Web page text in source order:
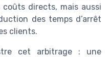
directs, mais aussi
des temps d’arrêt
clients.
cet arbitrage : une